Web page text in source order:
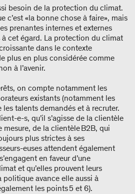
besoin de la protection du climat.
c’est «la bonne chose à faire», mais
prenantes internes et externes
cet égard. La protection du climat
dans le contexte
plus en plus considérée comme
à l’avenir.
on compte notamment les
existants (notamment les
les talents demandés et à recruter.
e-s, qu’il s’agisse de la clientèle
de la clientèle B2B, qui
plus strictes à ses
euses attendent également
en faveur d’une
et qu’elles prouvent leurs
avance elle aussi à
les points 5 et 6).